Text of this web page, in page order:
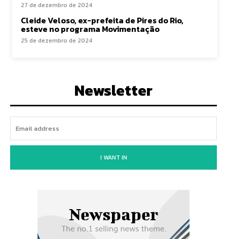
27 de dezembro de 2024
Cleide Veloso, ex-prefeita de Pires do Rio,
esteve no programa Movimentação
25 de dezembro de 2024
Newsletter
I WANT IN